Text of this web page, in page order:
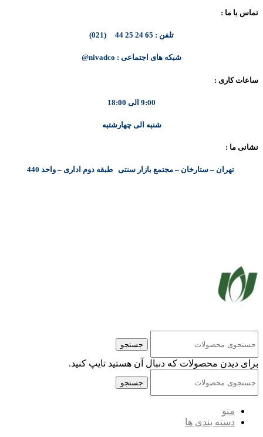
تماس با ما :
تلفن : 65 24 25 44 (021)
شبکه های اجتماعی : nivadco@
ساعات کاری :
9:00 الی 18:00
شنبه الی چهارشتبه
نشانی ما :
تهران – ستارخان – مجتمع بازار سنتی طبقه دوم اداری – واحد 440
جستجو
برای دیدن محصولات که دنبال آن هستید تایپ کنید.
جستجو
منو
دسته بندی ها